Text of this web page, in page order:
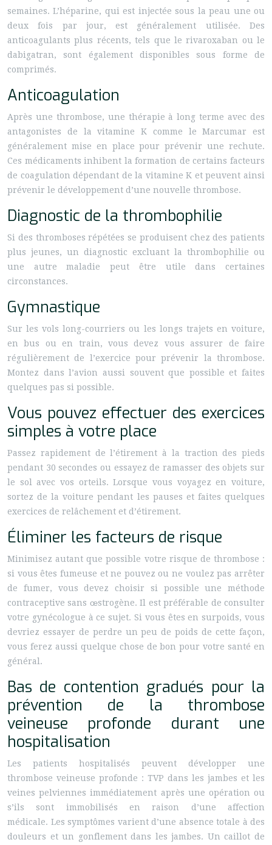
semaines. L’héparine, qui est injectée sous la peau une ou
deux fois par jour, est généralement utilisée. Des
anticoagulants plus récents, tels que le rivaroxaban ou le
dabigatran, sont également disponibles sous forme de
comprimés.
Anticoagulation
Après une thrombose, une thérapie à long terme avec des
antagonistes de la vitamine K comme le Marcumar est
généralement mise en place pour prévenir une rechute.
Ces médicaments inhibent la formation de certains facteurs
de coagulation dépendant de la vitamine K et peuvent ainsi
prévenir le développement d’une nouvelle thrombose.
Diagnostic de la thrombophilie
Si des thromboses répétées se produisent chez des patients
plus jeunes, un diagnostic excluant la thrombophilie ou
une autre maladie peut être utile dans certaines
circonstances.
Gymnastique
Sur les vols long-courriers ou les longs trajets en voiture,
en bus ou en train, vous devez vous assurer de faire
régulièrement de l’exercice pour prévenir la thrombose.
Montez dans l’avion aussi souvent que possible et faites
quelques pas si possible.
Vous pouvez effectuer des exercices
simples à votre place
Passez rapidement de l’étirement à la traction des pieds
pendant 30 secondes ou essayez de ramasser des objets sur
le sol avec vos orteils. Lorsque vous voyagez en voiture,
sortez de la voiture pendant les pauses et faites quelques
exercices de relâchement et d’étirement.
Éliminer les facteurs de risque
Minimisez autant que possible votre risque de thrombose :
si vous êtes fumeuse et ne pouvez ou ne voulez pas arrêter
de fumer, vous devez choisir si possible une méthode
contraceptive sans œstrogène. Il est préférable de consulter
votre gynécologue à ce sujet. Si vous êtes en surpoids, vous
devriez essayer de perdre un peu de poids de cette façon,
vous ferez aussi quelque chose de bon pour votre santé en
général.
Bas de contention gradués pour la
prévention de la thrombose
veineuse profonde durant une
hospitalisation
Les patients hospitalisés peuvent développer une
thrombose veineuse profonde : TVP dans les jambes et les
veines pelviennes immédiatement après une opération ou
s’ils sont immobilisés en raison d’une affection
médicale. Les symptômes varient d’une absence totale à des
douleurs et un gonflement dans les jambes. Un caillot de